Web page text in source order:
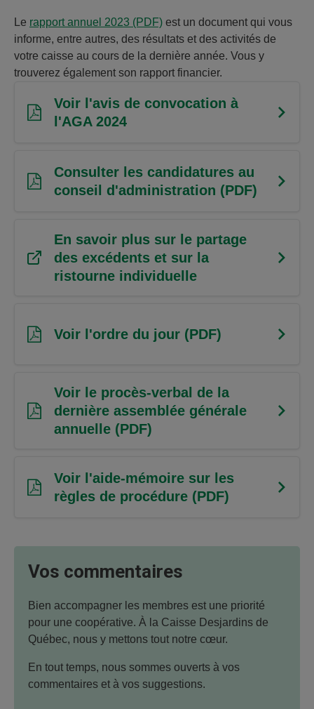
Le rapport annuel 2023 (PDF) est un document qui vous
informe, entre autres, des résultats et des activités de
votre caisse au cours de la dernière année. Vous y
trouverez également son rapport financier.
Voir l'avis de convocation à
l'AGA 2024
Consulter les candidatures au
conseil d'administration (PDF)
En savoir plus sur le partage
des excédents et sur la
ristourne individuelle
Voir l'ordre du jour (PDF)
Voir le procès-verbal de la
dernière assemblée générale
annuelle (PDF)
Voir l'aide-mémoire sur les
règles de procédure (PDF)
Vos commentaires
Bien accompagner les membres est une priorité
pour une coopérative. À la Caisse Desjardins de
Québec, nous y mettons tout notre cœur.
En tout temps, nous sommes ouverts à vos
commentaires et à vos suggestions.